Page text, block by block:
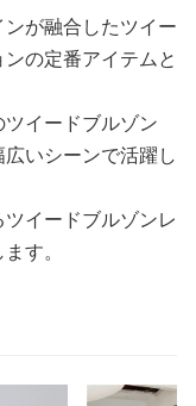
が融合したツイー
の定番アイテムと
イードブルゾン
いシーンで活躍し
イードブルゾンレ
す。